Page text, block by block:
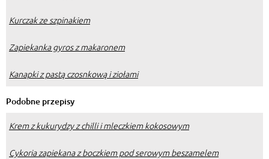
Kurczak ze szpinakiem
Zapiekanka gyros z makaronem
Kanapki z pastą czosnkową i ziołami
Podobne przepisy
Krem z kukurydzy z chilli i mleczkiem kokosowym
Cykoria zapiekana z boczkiem pod serowym beszamelem